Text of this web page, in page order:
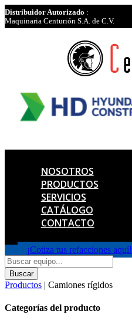
Distribuidor Autorizado :
Maquinaria Centurión S.A. de C.V.
NOSOTROS
PRODUCTOS
SERVICIOS
CATÁLOGO
CONTACTO
¡Cotiza tus refacciones aquí!
Products
search
Buscar
Productos | Camiones rígidos
Categorías del producto